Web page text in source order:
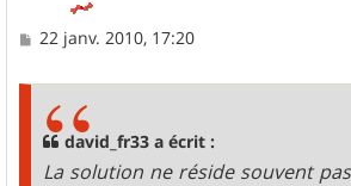
M
22 janv. 2010, 17:20
david_fr33 a écrit :
La solution ne réside souvent